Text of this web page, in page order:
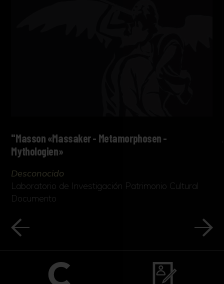
"Masson «Massaker - Metamorphosen -
Mythologien»
Desconocido
Laboratorio de Investigación Patrimonio Cultural
Documento